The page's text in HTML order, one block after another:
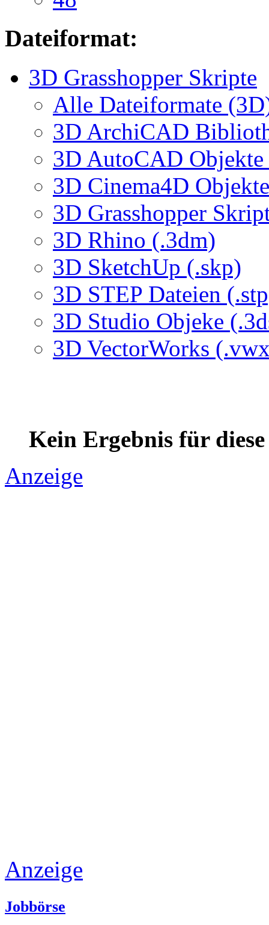
Dateiformat:
3D Grasshopper Skripte
Alle Dateiformate
3D ArchiCAD
3D AutoCAD
3D Cinema4D
3D Grasshopper
3D Rhino (.3dm)
3D SketchUp (.skp)
3D STEP Dateien
3D Studio Objeke
3D VectorWorks
Kein Ergebnis für
Anzeige
Anzeige
Jobbörse